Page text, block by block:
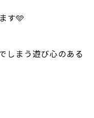
す🩵
しまう遊び心のある